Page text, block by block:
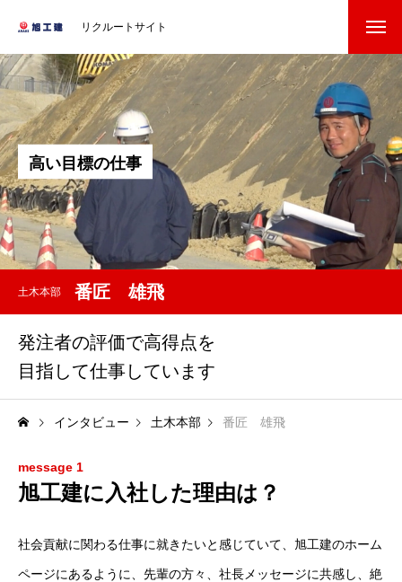
リクルートサイト
高い 目 標の仕事
土木本部 番匠 雄飛
発注者の評価で高得点を
目指して仕事しています
インタビュー 土木本部 番匠 雄飛
message 1
旭工建に入社した理由は？
社会貢献に関わる仕事に就きたいと感じていて、旭工建のホーム
ページにあるように、先輩の方々、社長メッセージに共感し、絶